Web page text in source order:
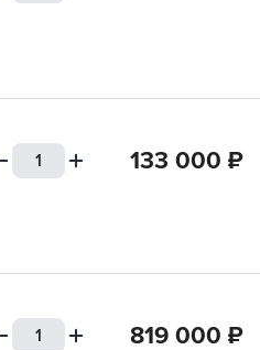
133 000 ₽
819 000 ₽